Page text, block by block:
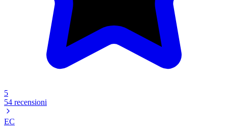
5
54 recensioni
EC